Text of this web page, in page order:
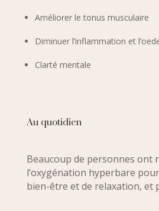
Améliorer le tonus musculaire
Diminuer l’inflammation et
Clarté mentale
Au quotidien
Beaucoup de personnes ont
l’oxygénation hyperbare
bien-être et de relaxation, et